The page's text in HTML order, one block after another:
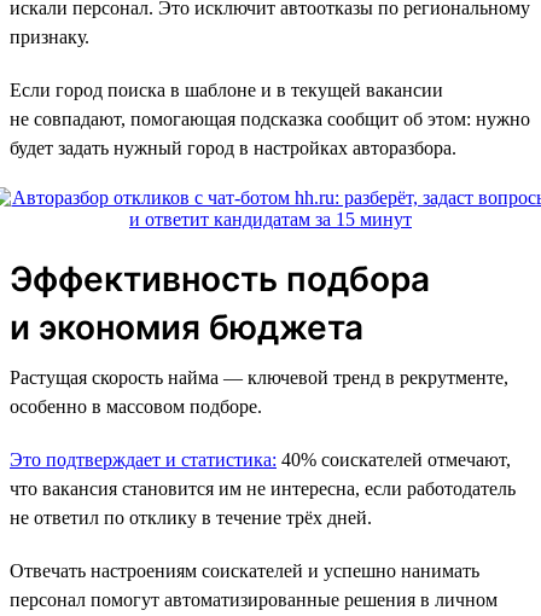
искали персонал. Это исключит автоотказы по региональному
признаку.
Если город поиска в шаблоне и в текущей вакансии
не совпадают, помогающая подсказка сообщит об этом: нужно
будет задать нужный город в настройках авторазбора.
Эффективность подбора
и экономия бюджета
Растущая скорость найма — ключевой тренд в рекрутменте,
особенно в массовом подборе.
Это подтверждает и статистика: 40% соискателей отмечают,
что вакансия становится им не интересна, если работодатель
не ответил по отклику в течение трёх дней.
Отвечать настроениям соискателей и успешно нанимать
персонал помогут автоматизированные решения в личном